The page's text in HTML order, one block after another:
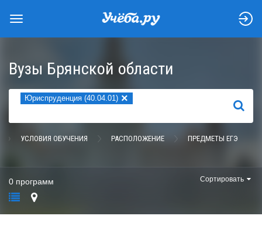
Вузы Брянской области
Юриспруденция (40.04.01) ×
НАЙТИ
УСЛОВИЯ ОБУЧЕНИЯ РАСПОЛОЖЕНИЕ ПРЕДМЕТЫ ЕГЭ
0 программ Сортировать